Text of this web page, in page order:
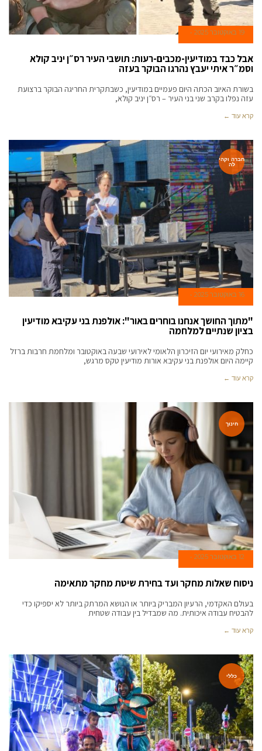
19 באוקטובר 2025
אבל כבד במודיעין-מכבים-רעות: תושבי העיר רס״ן יניב קולא
וסמ״ר איתי יעבץ נהרגו הבוקר בעזה
בשורת האיוב הכתה היום פעמיים במודיעין, כשבתקרית החריגה הבוקר ברצועת
עזה נפלו בקרב שני בני העיר – רס״ן יניב קולא,
קרא עוד ←
חברה וקהי
לה
16 באוקטובר 2025
"מתוך החושך אנחנו בוחרים באור": אולפנת בני עקיבא מודיעין
בציון שנתיים למלחמה
כחלק מאירועי יום הזיכרון הלאומי לאירועי שבעה באוקטובר ומלחמת חרבות ברזל
קיימה היום אולפנת בני עקיבא אורות מודיעין טקס מרגש,
קרא עוד ←
חינוך
12 באוקטובר 2025
ניסוח שאלות מחקר ועד בחירת שיטת מחקר מתאימה
בעולם האקדמי, הרעיון המבריק ביותר או הנושא המרתק ביותר לא יספיקו כדי
להבטיח עבודה איכותית. מה שמבדיל בין עבודה שטחית
קרא עוד ←
כללי